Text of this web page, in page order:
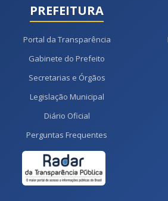
PREFEITURA
Portal da Transparência
Gabinete do Prefeito
Secretarias e Órgãos
Legislação Municipal
Diário Oficial
Perguntas Frequentes